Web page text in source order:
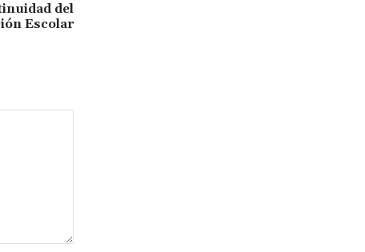
del
Escolar